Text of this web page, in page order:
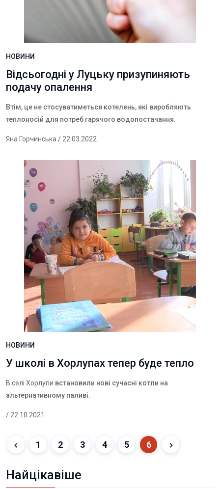
НОВИНИ
Відсьогодні у Луцьку призупиняють
подачу опалення
Втім, це не стосуватиметься котелень, які виробляють
теплоносій для потреб гарячого водопостачання.
Яна Горчинська / 22.03.2022
НОВИНИ
У школі в Хорлупах тепер буде тепло
В селі Хорлупи встановили нові сучасні котли на
альтернативному паливі.
/ 22.10.2021
1 2 3 4 5 6
Найцікавіше